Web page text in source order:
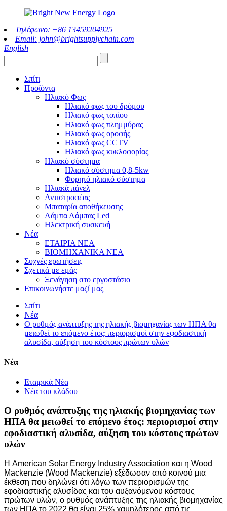
Τηλέφωνο: +86 13459204925
Email: john@brightsupplychain.com
English
Σπίτι
Προϊόντα
Ηλιακό Φως
Ηλιακό φως του δρόμου
Ηλιακό φως τοπίου
Ηλιακό φως πλημμύρας
Ηλιακό φως οροφής
Ηλιακό φως CCTV
Ηλιακό φως κυκλοφορίας
Ηλιακό σύστημα
Ηλιακό σύστημα 0,8-5kw
Φορητό ηλιακό σύστημα
Ηλιακά πάνελ
Αντιστροφέας
Μπαταρία αποθήκευσης
Λάμπα Λάμπας Led
Ηλεκτρική συσκευή
Νέα
ΕΤΑΙΡΙΑ ΝΕΑ
ΒΙΟΜΗΧΑΝΙΚΑ ΝΕΑ
Συχνές ερωτήσεις
Σχετικά με εμάς
Ξενάγηση στο εργοστάσιο
Επικοινωνήστε μαζί μας
Σπίτι
Νέα
Ο ρυθμός ανάπτυξης της ηλιακής βιομηχανίας των ΗΠΑ θα
μειωθεί το επόμενο έτος: περιορισμοί στην εφοδιαστική
αλυσίδα, αύξηση του κόστους πρώτων υλών
Νέα
Εταιρικά Νέα
Νέα του κλάδου
Ο ρυθμός ανάπτυξης της ηλιακής βιομηχανίας των
ΗΠΑ θα μειωθεί το επόμενο έτος: περιορισμοί στην
εφοδιαστική αλυσίδα, αύξηση του κόστους πρώτων
υλών
Η American Solar Energy Industry Association και η Wood
Mackenzie (Wood Mackenzie) εξέδωσαν από κοινού μια
έκθεση που δηλώνει ότι λόγω των περιορισμών της
εφοδιαστικής αλυσίδας και του αυξανόμενου κόστους
πρώτων υλών, ο ρυθμός ανάπτυξης της ηλιακής βιομηχανίας
των ΗΠΑ το 2022 θα είναι 25% χαμηλότερος από τις